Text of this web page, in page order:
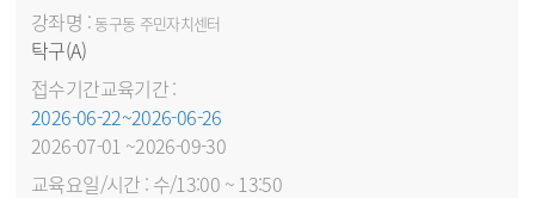
동구동 주민자치센터
탁구(A)
2026-06-22~2026-06-26
2026-07-01 ~2026-09-30
수/13:00 ~ 13:50